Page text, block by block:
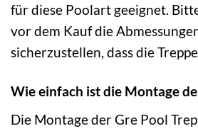
für diese Poolart geeignet.
vor dem Kauf die
sicherzustellen, dass die
Wie einfach ist die Montage
Die Montage der Gre Pool